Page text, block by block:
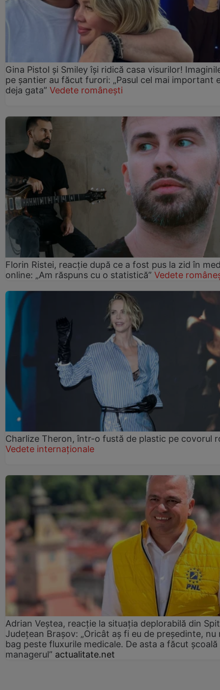
Gina Pistol și Smiley își ridică casa visurilor!
pe șantier au făcut furori: „Pasul cel mai important
deja gata” Vedete românești
Florin Ristei, reacție după ce a fost pus la zid în
online: „Am răspuns cu o statistică” Vedete
Charlize Theron, într-o fustă de plastic pe covorul
Vedete internaționale
Adrian Veștea, reacție la situația deplorabilă din
Județean Brașov: „Oricât aș fi eu de președinte, nu
bag peste fluxurile medicale. De asta a făcut școală
managerul” actualitate.net